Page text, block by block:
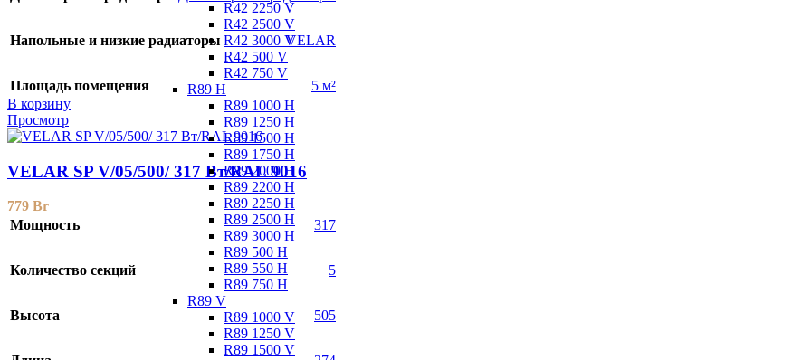
R42 2250 V
R42 2500 V
R42 3000 V
R42 500 V
R42 750 V
R89 H
R89 1000 H
R89 1250 H
R89 1500 H
R89 1750 H
R89 2000 H
R89 2200 H
R89 2250 H
R89 2500 H
R89 3000 H
R89 500 H
R89 550 H
R89 750 H
R89 V
R89 1000 V
R89 1250 V
R89 1500 V
Напольные и низкие радиаторы VELAR
Площадь помещения
5 м²
В корзину
Просмотр
VELAR SP V/05/500/ 317 Bт/RAL 9016
779 Br
Мощность
317
Количество секций 5
Высота 505